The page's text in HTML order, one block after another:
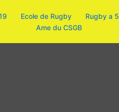
Ecole de Rugby Rugby a 5
Ame du CSGB